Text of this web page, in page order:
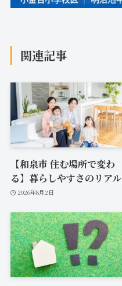
関連記事
【和泉市 住む場所で変わ
る】暮らしやすさのリアル
2026年8月2日